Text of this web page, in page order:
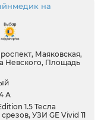
на
Маяковская,
Невского, Площадь
А
1.5 Тесла
УЗИ GE Vivid 11